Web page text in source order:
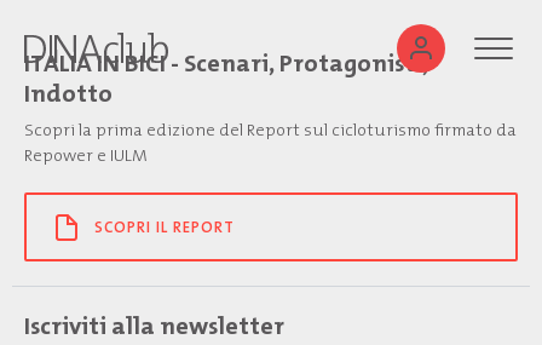
ITALIA IN BICI - Scenari, Protagonisti,
Indotto
Scopri la prima edizione del Report sul cicloturismo firmato da
Repower e IULM
SCOPRI IL REPORT
Iscriviti alla newsletter